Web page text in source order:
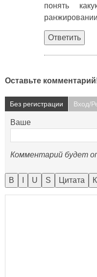
понять
Ответить
Оставьте
Без регистрации Вход/
Комментарий будет
B U S Цитата